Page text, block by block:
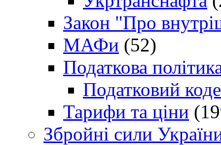
Закон "Про
МАФи (52)
Податкова
Податковий
Тарифи та ціни
Збройні сили